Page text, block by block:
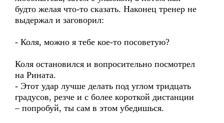
будто желая что-то сказать. Наконец тренер не
выдержал и заговорил:
- Коля, можно я тебе кое-то посоветую?
Коля остановился и вопросительно посмотрел
на Рината.
- Этот удар лучше делать под углом тридцать
градусов, резче и с более короткой дистанции
– попробуй, ты сам в этом убедишься.